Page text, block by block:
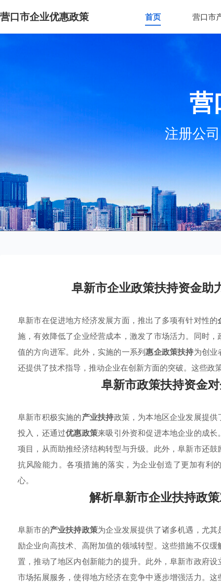
营口市企业优惠政策 首页 营口市
营
注册公
阜新市企业政策扶持资金助
阜新市在促进地方经济发展方面，推出了多项有针对性的
施，有效降低了企业经营成本，激发了市场活力。同时，
值的方向进军。此外，实施的一系列惠企政策扶持为创业
还提供了技术指导，推动企业在创新方面的突破。这些
阜新市政策扶持资金
阜新市积极实施的产业扶持政策，为本地区企业发展提
投入，还通过优惠政策来吸引外资和促进本地企业的成
项目，从而助推经济结构转型与升级。此外，阜新市还
抗风险能力。各项措施的落实，为企业创造了更加有利
心。
解析阜新市企业扶持政
阜新市的产业扶持政策为企业发展提供了诸多机遇，尤其
励企业向高技术、高附加值的领域转型。这些措施不仅
置，推动了地区内创新能力的提升。此外，阜新市政府设
市场拓展服务，使得地方经济在竞争中逐步增强活力。